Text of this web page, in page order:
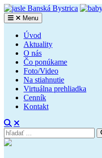
Skip
to
content
babyhappy
Súkromné jasle Banská Bystrica
Menu
Úvod
Aktuality
O nás
Čo ponúkame
Foto/Video
Na stiahnutie
Virtuálna prehliadka
Cenník
Kontakt
Search
Search
for:
Site